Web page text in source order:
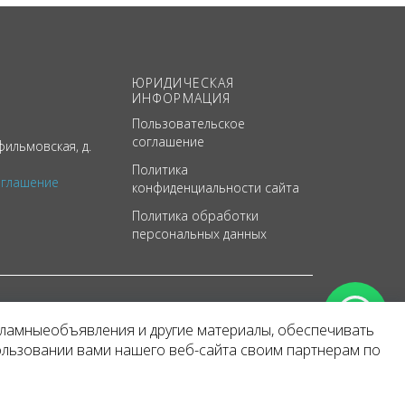
д.
ЮРИДИЧЕСКАЯ
ИНФОРМАЦИЯ
Пользовательское
соглашение
Политика
конфиденциальности сайта
Политика обработки
персональных данных
и другие материалы, обеспечивать
вами нашего веб-сайта своим партнерам по